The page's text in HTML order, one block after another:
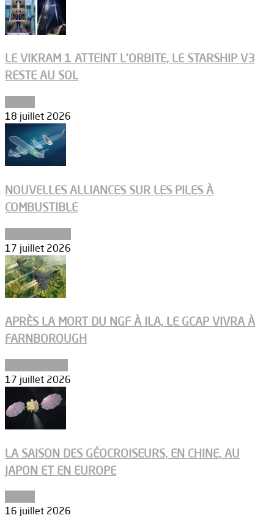
LE VIKRAM 1 ATTEINT L’ORBITE, LE STARSHIP V3
RESTE AU SOL
18 juillet 2026
NOUVELLES ALLIANCES SUR LES PILES À
COMBUSTIBLE
17 juillet 2026
APRÈS LA MORT DU NGF À ILA, LE GCAP VIVRA À
FARNBOROUGH
17 juillet 2026
LA SAISON DES GÉOCROISEURS, EN CHINE, AU
JAPON ET EN EUROPE
16 juillet 2026